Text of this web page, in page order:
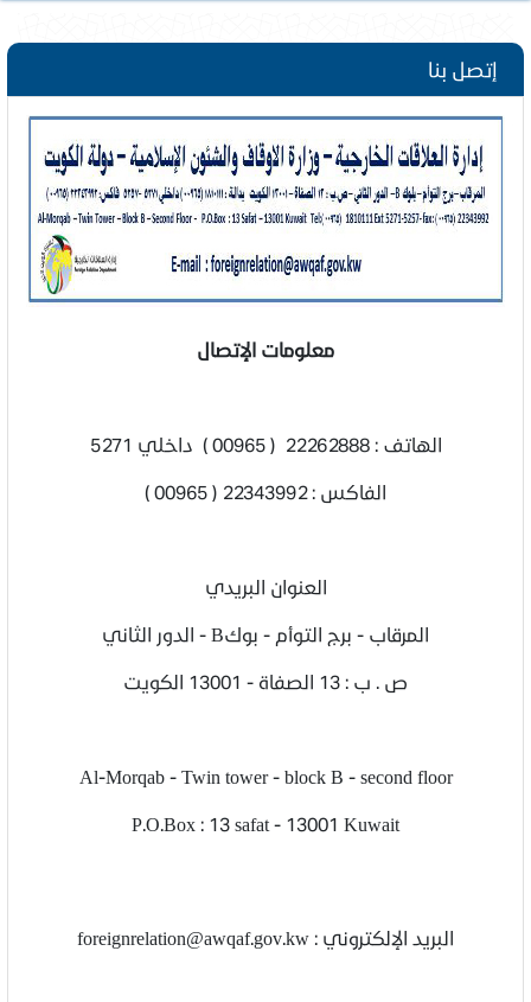
إتصل بنا
معلومات الإتصال
الهاتف : 22262888 ( 00965 ) داخلي 5271
الفاكس : 22343992 ( 00965 )
العنوان البريدي
المرقاب - برج التوأم - بوكB - الدور الثاني
ص . ب : 13 الصفاة - 13001 الكويت
Al-Morqab - Twin tower - block B - second floor
P.O.Box : 13 safat - 13001 Kuwait
البريد الإلكتروني : foreignrelation@awqaf.gov.kw